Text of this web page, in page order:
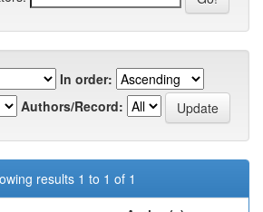
In order:
Authors/Record:
results 1 to 1 of 1